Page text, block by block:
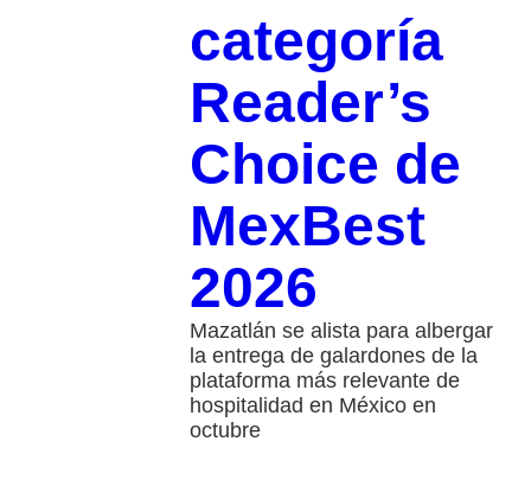
categoría
Reader’s
Choice de
MexBest
2026
Mazatlán se alista para albergar
la entrega de galardones de la
plataforma más relevante de
hospitalidad en México en
octubre